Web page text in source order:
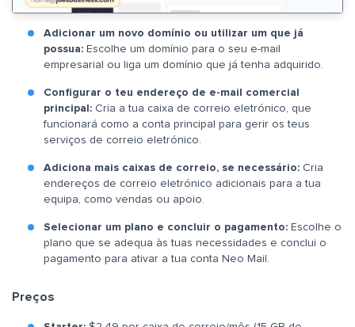
Adicionar um novo domínio ou utilizar um que já
possua: Escolhe um domínio para o seu e-mail
empresarial ou liga um domínio que já tenha adquirido.
Configurar o teu endereço de e-mail comercial
principal: Cria a tua caixa de correio eletrónico, que
funcionará como a conta principal para gerir os teus
serviços de correio eletrónico.
Adiciona mais caixas de correio, se necessário: Cria
endereços de correio eletrónico adicionais para a tua
equipa, como vendas ou apoio.
Selecionar um plano e concluir o pagamento: Escolhe o
plano que se adequa às tuas necessidades e conclui o
pagamento para ativar a tua conta Neo Mail.
Preços